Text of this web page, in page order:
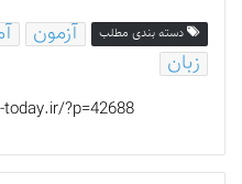
دسته بندی مطلب آزمون
زبان